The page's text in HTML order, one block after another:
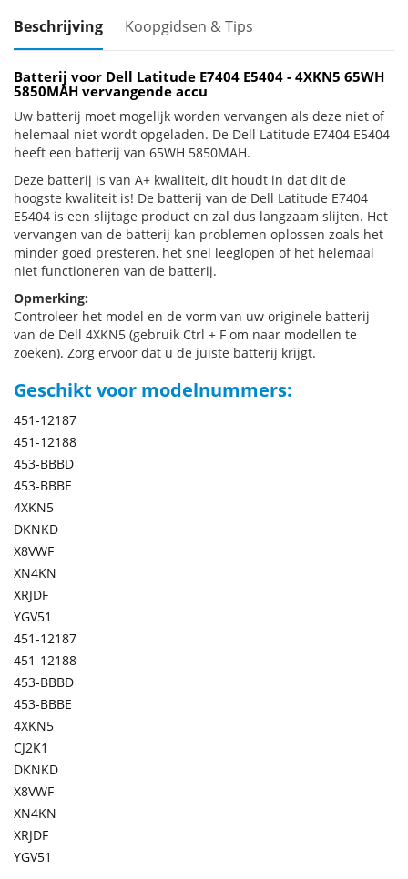
Beschrijving Koopgidsen & Tips
Batterij voor Dell Latitude E7404 E5404 - 4XKN5 65WH
5850MAH vervangende accu
Uw batterij moet mogelijk worden vervangen als deze niet of
helemaal niet wordt opgeladen. De Dell Latitude E7404 E5404
heeft een batterij van 65WH 5850MAH.
Deze batterij is van A+ kwaliteit, dit houdt in dat dit de
hoogste kwaliteit is! De batterij van de Dell Latitude E7404
E5404 is een slijtage product en zal dus langzaam slijten. Het
vervangen van de batterij kan problemen oplossen zoals het
minder goed presteren, het snel leeglopen of het helemaal
niet functioneren van de batterij.
Opmerking:
Controleer het model en de vorm van uw originele batterij
van de Dell 4XKN5 (gebruik Ctrl + F om naar modellen te
zoeken). Zorg ervoor dat u de juiste batterij krijgt.
Geschikt voor modelnummers:
451-12187
451-12188
453-BBBD
453-BBBE
4XKN5
DKNKD
X8VWF
XN4KN
XRJDF
YGV51
451-12187
451-12188
453-BBBD
453-BBBE
4XKN5
CJ2K1
DKNKD
X8VWF
XN4KN
XRJDF
YGV51